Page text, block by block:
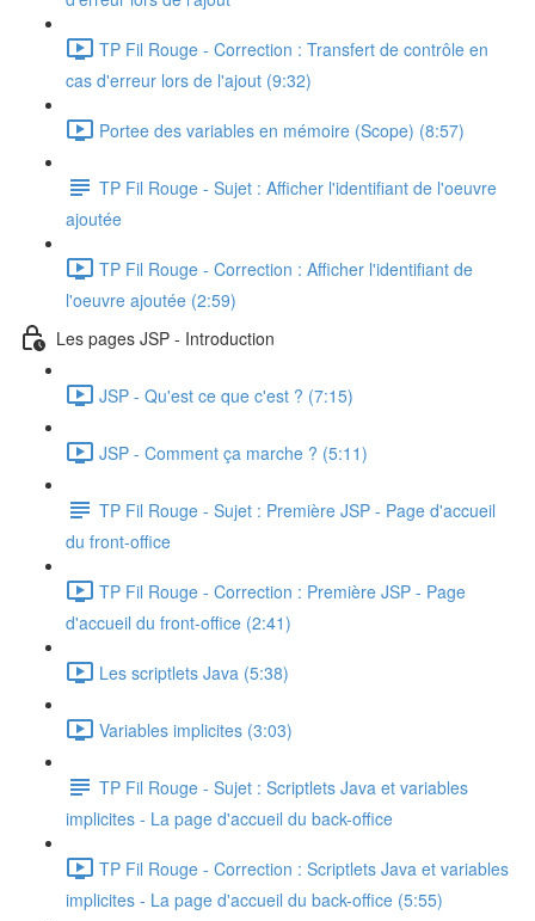
TP Fil Rouge - Correction : Transfert de contrôle en
cas d'erreur lors de l'ajout (9:32)
Portee des variables en mémoire (Scope) (8:57)
TP Fil Rouge - Sujet : Afficher l'identifiant de l'oeuvre
ajoutée
TP Fil Rouge - Correction : Afficher l'identifiant de
l'oeuvre ajoutée (2:59)
Les pages JSP - Introduction
JSP - Qu'est ce que c'est ? (7:15)
JSP - Comment ça marche ? (5:11)
TP Fil Rouge - Sujet : Première JSP - Page d'accueil
du front-office
TP Fil Rouge - Correction : Première JSP - Page
d'accueil du front-office (2:41)
Les scriptlets Java (5:38)
Variables implicites (3:03)
TP Fil Rouge - Sujet : Scriptlets Java et variables
implicites - La page d'accueil du back-office
TP Fil Rouge - Correction : Scriptlets Java et variables
implicites - La page d'accueil du back-office (5:55)